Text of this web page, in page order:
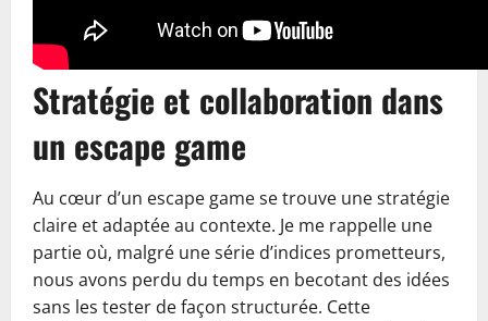
Stratégie et collaboration dans
un escape game
Au cœur d’un escape game se trouve une stratégie
claire et adaptée au contexte. Je me rappelle une
partie où, malgré une série d’indices prometteurs,
nous avons perdu du temps en becotant des idées
sans les tester de façon structurée. Cette